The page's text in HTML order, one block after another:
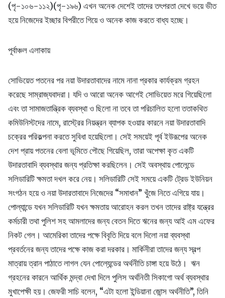
(পৃ-১০৬-১১২)(পৃ-১৯৬) এখন অনেক দেশেই তাদের তৎপরতা দেখে ভয়ে ভীত
হয়ে নিজেদের ইচ্ছার বিপরীতে গিয়ে ও অনেক কাজ করতে বাধ্য হচ্ছে।
পূর্বাঞ্চল এলাকায়
সোভিয়েত পতনের পর নয়া উদারতাবাদের নামে নানা প্রকার কার্যক্রম গ্রহন
করেছে সাম্রাজ্যবাদরা। যদি ও আরো অনেক আগেই সোভিয়েত মরে গিয়েছিলো
এবং তা সামাজতান্ত্রিক ব্যবস্থা ও ছিলো না তবে তা পরিচালিত হলো ততাকথিত
কমিউনিস্টদের নামে, রাস্ট্রের নিয়ন্ত্রন ব্যাপক হওয়ার কারনে নয়া উদারতাবাদি
চক্রের পরিকল্পনা করতে সুবিধা হয়েছিলো। সেই সময়েই পূর্ব ইউরূপের অনেক
দেশ প্রায় পতনের বেলা ভূমিতে পৌছে গিয়েছিল, তারা অপেক্ষা কৃত একটি
উদারতাবাদি ব্যবস্থার জন্য প্রতিক্ষা করছিলেন। সেই অবস্থায় পোলেন্ডে
সলিডারিটি ক্ষমতা দখল করে নেয়। সলিডারিটি সেই সময়ে একটি ট্রেড ইউনিয়ন
সংগঠন হয়ে ও নয়া উদারতাবাদে নিজেদের “সমাধান” খুঁজে নিতে এগিয়ে যায়।
পোল্যান্ডে যখন সলিডারিটি যখন ক্ষমতায় আরোহন করল তখন তাদের রাষ্ট্র যন্ত্রের
কর্মচারী তথা পুলিশ সহ আমলাদের জন্য বেতন দিতে ঋনের জন্য আই এম এফের
নিকট গেল। আমেরিকা তাদের পক্ষে বিবৃতি দিয়ে বলে দিলো নয়া ব্যবস্থা
প্রবর্তনের জন্য তাদের পক্ষে কাজ করা দরকার। মার্কিনীরা তাদের জন্য স্বল্প
মাত্রায় ত্রান পাঠাতে লাগল যেন পোল্যেন্ডের অর্থনীতি চাঙ্গা হয়ে উঠে। ঋন
গ্রহনের কারনে আর্থিক মন্দ্বা দেখা দিলে পুলিস অর্থনিতী সিকাগো অর্থ ব্যবস্থার
মুখাপেক্ষী হয়। জেফরী সাচি বলেন, “এটা হলো ইন্ডিয়ানা জোন্স অর্থনীতি”, তিনি